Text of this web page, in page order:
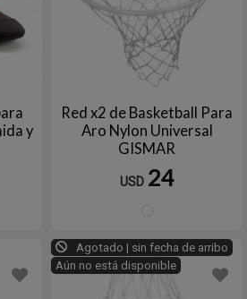
y
Red x2 de Basketball Para
Aro Nylon Universal
GISMAR
USD 24
Agotado | sin fecha de arribo
Aún no está disponible